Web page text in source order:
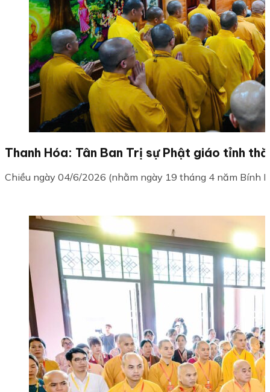
Thanh Hóa: Tân Ban Trị sự Phật giáo tỉnh
Chiều ngày 04/6/2026 (nhằm ngày 19 tháng 4 năm Bính